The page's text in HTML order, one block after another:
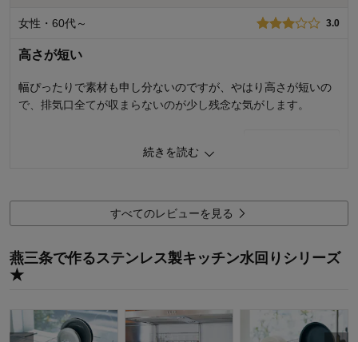
デザイン・色
購入商品： 幅約60cmコンロ用
使用場所： キッチン
購入のきっかけ：
買い替え
女性・60代～ 3.0
高さが短い
幅ぴったりで素材も申し分ないのですが、やはり高さが短いの
で、排気口全てが収まらないのが少し残念な気がします。
使用場所： キッチン
価格：
購入のきっかけ： その他
続きを読む
すべてのレビューを見る
燕三条で作るステンレス製キッチン水回りシリーズ
★